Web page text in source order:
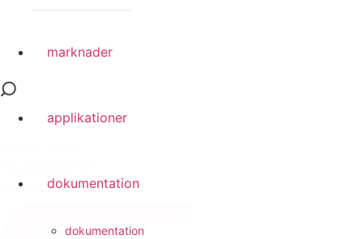
marknader
applikationer
dokumentation
dokumentation
0702-84 26 16